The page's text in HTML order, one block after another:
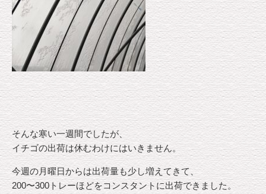
そんな寒い一週間でしたが、
イチゴの出荷は休むわけにはいきません。
今週の月曜日からは出荷量も少し増えてきて、
200〜300トレーほどをコンスタントに出荷できました。